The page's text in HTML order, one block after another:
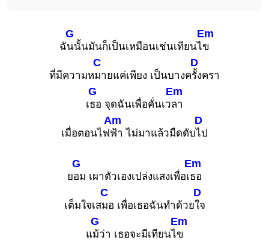
ฉั
G
นนั้นมันก็เป็นเหมือนเช่นเทียนไ
Em
ข
ที่มีความห
C
มายแค่เพียง เป็นบางค
D
รั้งครา
เ
G
ธอ จุดฉันเพื่อคั่นเว
Em
ลา
เมื่อตอนไฟ
Am
ฟ้า ไม่มาแล้วมืดดับ
D
ไป
ย
G
อม เผาตัวเองเปล่งแสงเพื่อเ
Em
ธอ
เต็มใจเส
C
มอ เพื่อเธอฉันทำด้วย
D
ใจ
แ
G
ม้ว่า เธอจะมีเทียนไ
Em
ข